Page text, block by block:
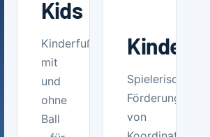
Kids
Kinderfußball
mit
und
ohne
Ball
Spielerische
Förderung
von